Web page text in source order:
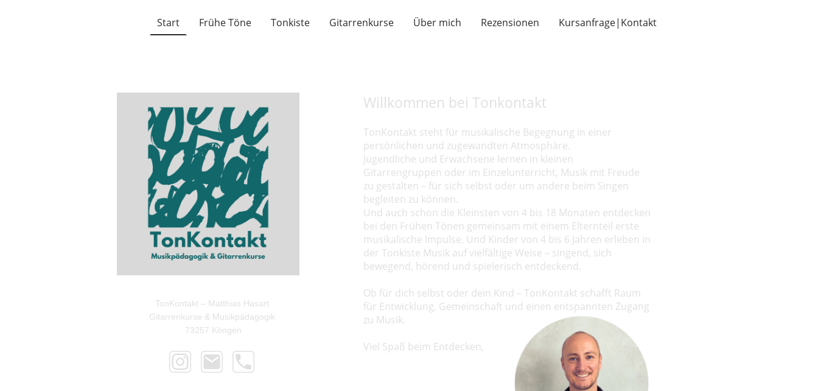
Start Frühe Töne Tonkiste Gitarrenkurse Über mich Rezensionen Kursanfrage|Kontakt
Willkommen bei Tonkontakt
TonKontakt steht für musikalische Begegnung in einer
persönlichen und zugewandten Atmosphäre.
Jugendliche und Erwachsene lernen in kleinen
Gitarrengruppen oder im Einzelunterricht, Musik mit Freude
zu gestalten – für sich selbst oder um andere beim Singen
begleiten zu können.
Und auch schon die Kleinsten von 4 bis 18 Monaten entdecken
bei den Frühen Tönen gemeinsam mit einem Elternteil erste
musikalische Impulse. Und Kinder von 4 bis 6 Jahren erleben in
der Tonkiste Musik auf vielfältige Weise – singend, sich
bewegend, hörend und spielerisch entdeckend.
Ob für dich selbst oder dein Kind – TonKontakt schafft Raum
für Entwicklung, Gemeinschaft und einen entspannten Zugang
zu Musik.
Viel Spaß beim Entdecken,
TonKontakt – Matthias Hasart
Gitarrenkurse & Musikpädagogik
73257 Köngen